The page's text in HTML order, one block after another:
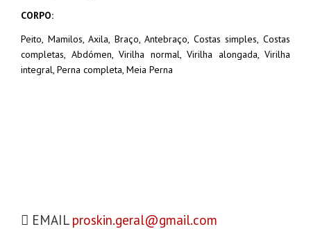
CORPO:
Peito, Mamilos,Axila, Braço,Antebraço, Costas simples,Costas
completas, Abdómen, Virilha normal, Virilha alongada, Virilha
integral, Perna completa, Meia Perna
EMAIL proskin.geral@gmail.com